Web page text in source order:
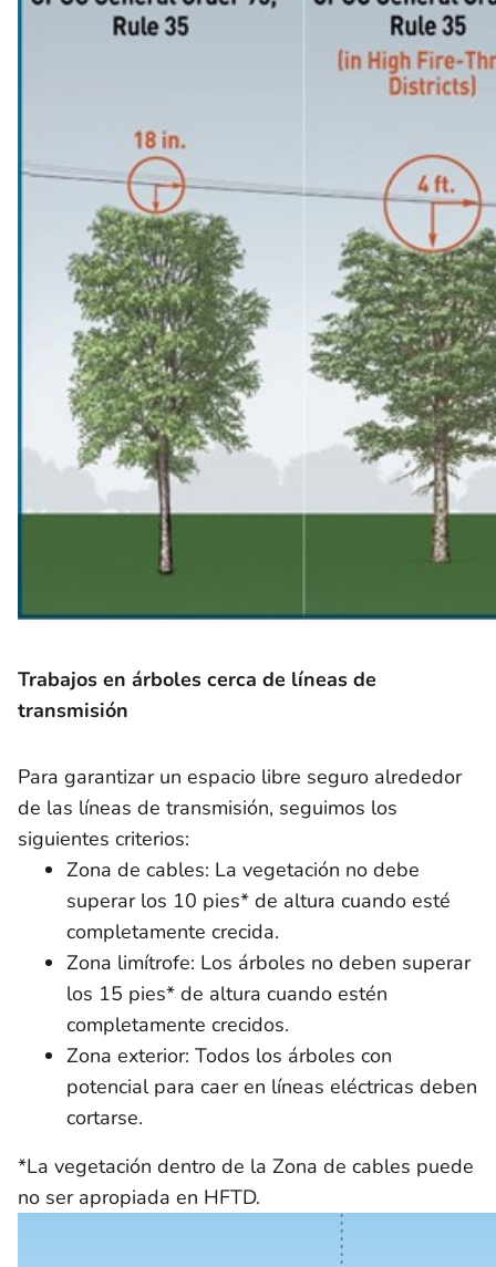
Trabajos en árboles cerca de líneas de
transmisión
Para garantizar un espacio libre seguro alrededor
de las líneas de transmisión, seguimos los
siguientes criterios:
Zona de cables: La vegetación no debe
superar los 10 pies* de altura cuando esté
completamente crecida.
Zona limítrofe: Los árboles no deben superar
los 15 pies* de altura cuando estén
completamente crecidos.
Zona exterior: Todos los árboles con
potencial para caer en líneas eléctricas deben
cortarse.
*La vegetación dentro de la Zona de cables puede
no ser apropiada en HFTD.